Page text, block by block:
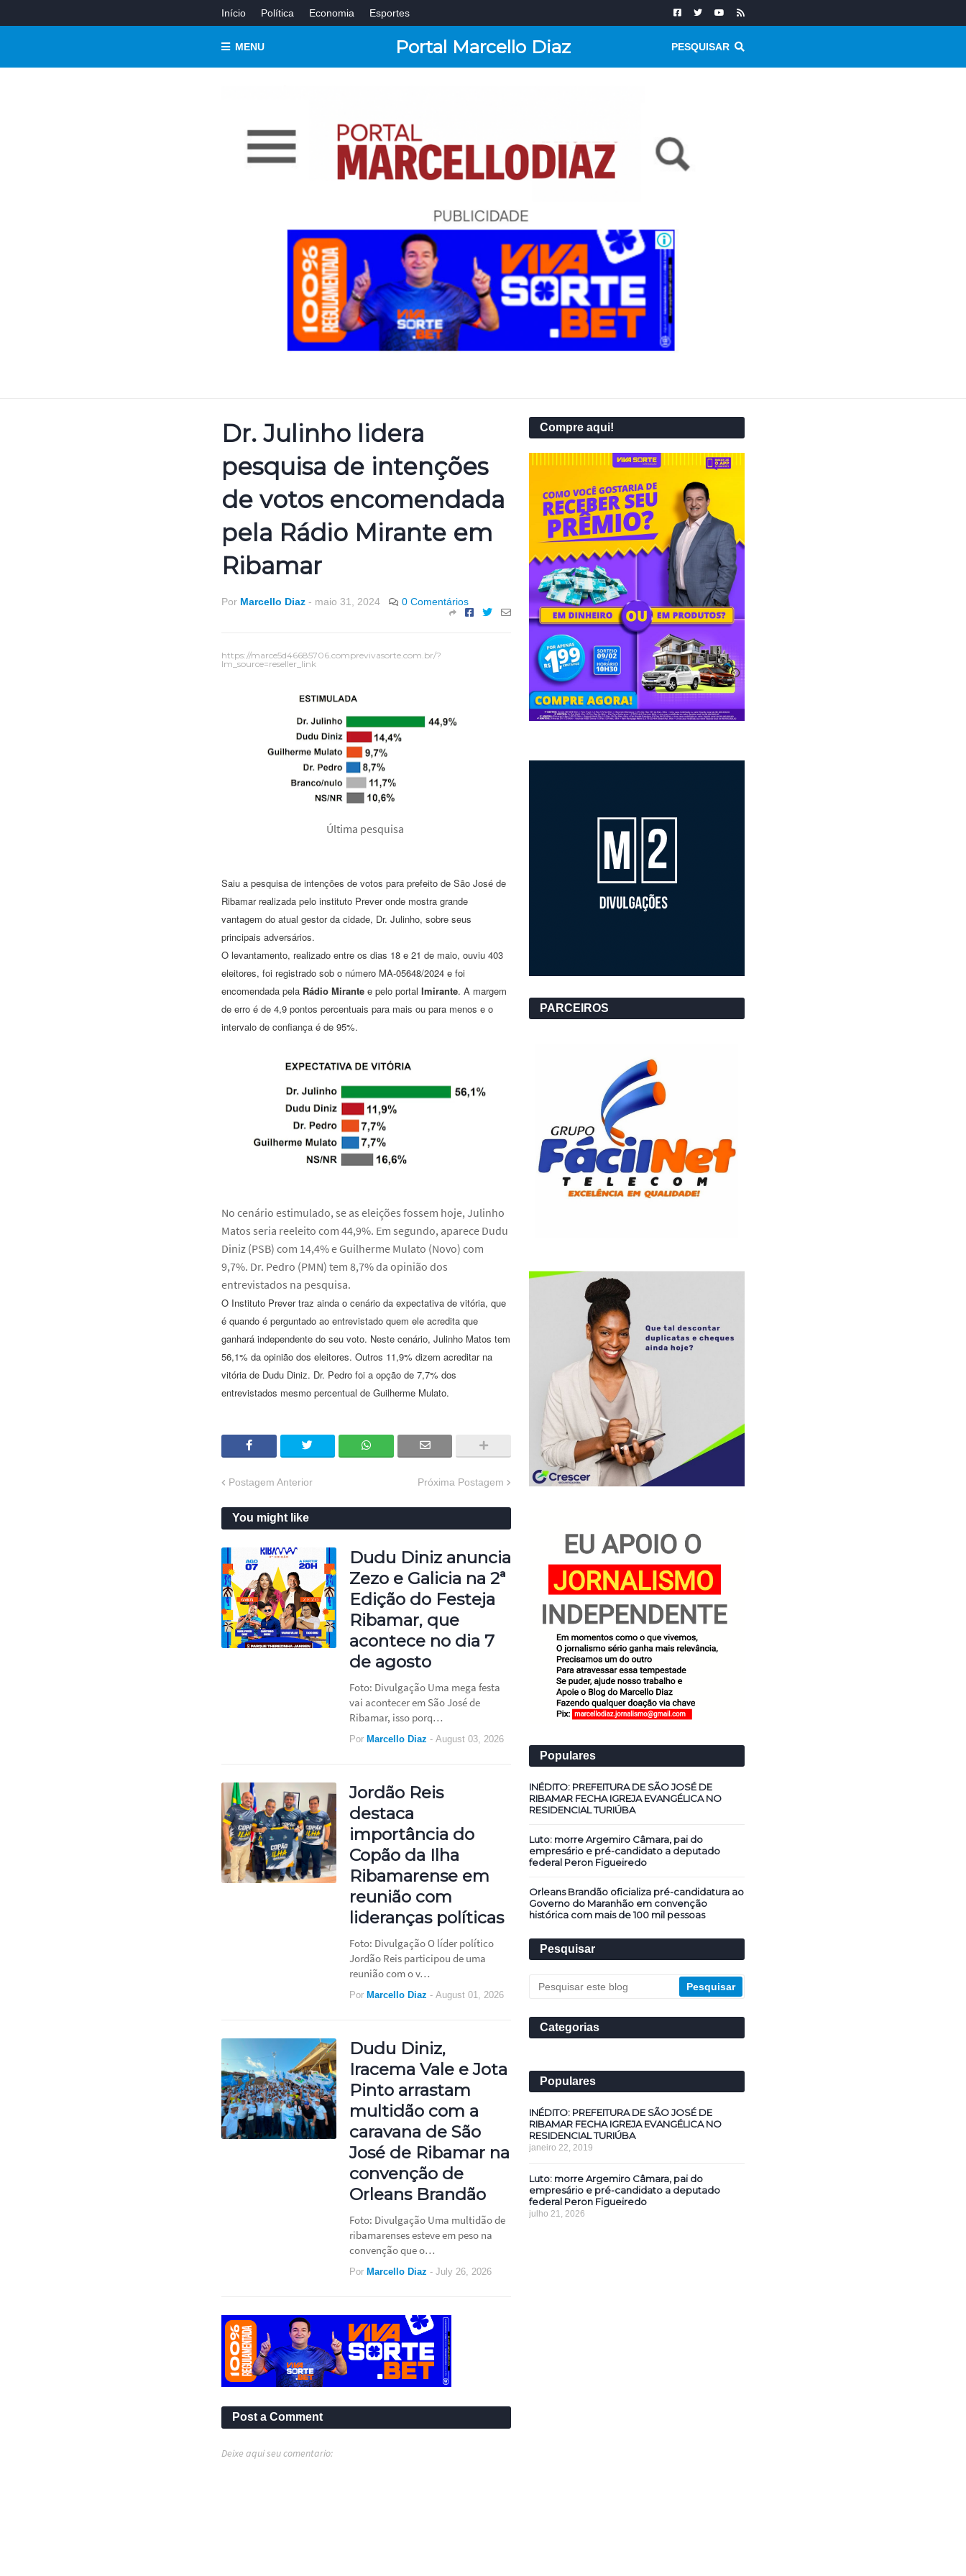
Início Política Economia Esportes
MENU Portal Marcello Diaz PESQUISAR
Dr. Julinho lidera
pesquisa de intenções
de votos encomendada
pela Rádio Mirante em
Ribamar
Por Marcello Diaz - maio 31, 2024 0 Comentários
https://marce5d46685706.comprevivasorte.com.br/?
lm_source=reseller_link
Última pesquisa
Saiu a pesquisa de intenções de votos para prefeito de São José de
Ribamar realizada pelo instituto Prever onde mostra grande
vantagem do atual gestor da cidade, Dr. Julinho, sobre seus
principais adversários.
O levantamento, realizado entre os dias 18 e 21 de maio, ouviu 403
eleitores, foi registrado sob o número MA-05648/2024 e foi
encomendada pela Rádio Mirante e pelo portal Imirante. A margem
de erro é de 4,9 pontos percentuais para mais ou para menos e o
intervalo de confiança é de 95%.
No cenário estimulado, se as eleições fossem hoje, Julinho
Matos seria reeleito com 44,9%. Em segundo, aparece Dudu
Diniz (PSB) com 14,4% e Guilherme Mulato (Novo) com
9,7%. Dr. Pedro (PMN) tem 8,7% da opinião dos
entrevistados na pesquisa.
O Instituto Prever traz ainda o cenário da expectativa de vitória, que
é quando é perguntado ao entrevistado quem ele acredita que
ganhará independente do seu voto. Neste cenário, Julinho Matos tem
56,1% da opinião dos eleitores. Outros 11,9% dizem acreditar na
vitória de Dudu Diniz. Dr. Pedro foi a opção de 7,7% dos
entrevistados mesmo percentual de Guilherme Mulato.
Postagem Anterior Próxima Postagem
You might like
Dudu Diniz anuncia
Zezo e Galicia na 2ª
Edição do Festeja
Ribamar, que
acontece no dia 7
de agosto
Foto: Divulgação Uma mega festa
vai acontecer em São José de
Ribamar, isso porq…
Por Marcello Diaz - August 03, 2026
Jordão Reis
destaca
importância do
Copão da Ilha
Ribamarense em
reunião com
lideranças políticas
Foto: Divulgação O líder político
Jordão Reis participou de uma
reunião com o v…
Por Marcello Diaz - August 01, 2026
Dudu Diniz,
Iracema Vale e Jota
Pinto arrastam
multidão com a
caravana de São
José de Ribamar na
convenção de
Orleans Brandão
Foto: Divulgação Uma multidão de
ribamarenses esteve em peso na
convenção que o…
Por Marcello Diaz - July 26, 2026
Post a Comment
Deixe aqui seu comentario:
Compre aqui!
PARCEIROS
Populares
INÉDITO: PREFEITURA DE SÃO JOSÉ DE
RIBAMAR FECHA IGREJA EVANGÉLICA NO
RESIDENCIAL TURIÚBA
Luto: morre Argemiro Câmara, pai do
empresário e pré-candidato a deputado
federal Peron Figueiredo
Orleans Brandão oficializa pré-candidatura ao
Governo do Maranhão em convenção
histórica com mais de 100 mil pessoas
Pesquisar
Categorias
Populares
INÉDITO: PREFEITURA DE SÃO JOSÉ DE
RIBAMAR FECHA IGREJA EVANGÉLICA NO
RESIDENCIAL TURIÚBA
janeiro 22, 2019
Luto: morre Argemiro Câmara, pai do
empresário e pré-candidato a deputado
federal Peron Figueiredo
julho 21, 2026